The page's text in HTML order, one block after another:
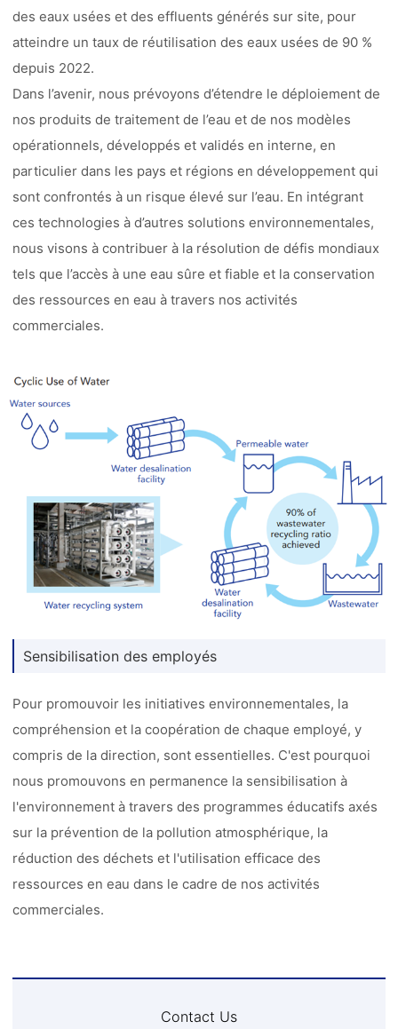
des eaux usées et des effluents générés sur site, pour
atteindre un taux de réutilisation des eaux usées de 90 %
depuis 2022.
Dans l’avenir, nous prévoyons d’étendre le déploiement de
nos produits de traitement de l’eau et de nos modèles
opérationnels, développés et validés en interne, en
particulier dans les pays et régions en développement qui
sont confrontés à un risque élevé sur l’eau. En intégrant
ces technologies à d’autres solutions environnementales,
nous visons à contribuer à la résolution de défis mondiaux
tels que l’accès à une eau sûre et fiable et la conservation
des ressources en eau à travers nos activités
commerciales.
Sensibilisation des employés
Pour promouvoir les initiatives environnementales, la
compréhension et la coopération de chaque employé, y
compris de la direction, sont essentielles. C'est pourquoi
nous promouvons en permanence la sensibilisation à
l'environnement à travers des programmes éducatifs axés
sur la prévention de la pollution atmosphérique, la
réduction des déchets et l'utilisation efficace des
ressources en eau dans le cadre de nos activités
commerciales.
Contact Us